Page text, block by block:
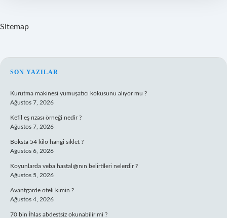
Sitemap
SIDEBAR
SON YAZILAR
Kurutma makinesi yumuşatıcı kokusunu alıyor mu ?
Ağustos 7, 2026
Kefil eş rızası örneği nedir ?
Ağustos 7, 2026
Boksta 54 kilo hangi sıklet ?
Ağustos 6, 2026
Koyunlarda veba hastalığının belirtileri nelerdir ?
Ağustos 5, 2026
Avantgarde oteli kimin ?
Ağustos 4, 2026
70 bin İhlas abdestsiz okunabilir mi ?